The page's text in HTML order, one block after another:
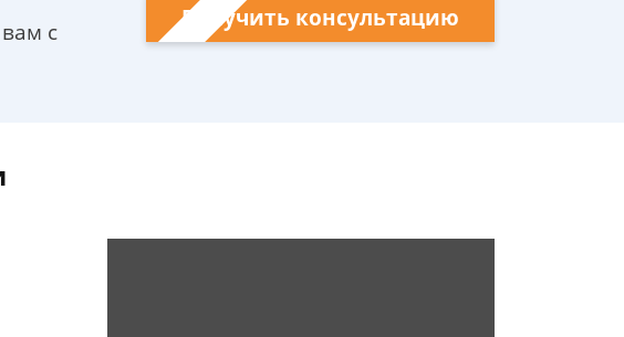
с
Получить консультацию